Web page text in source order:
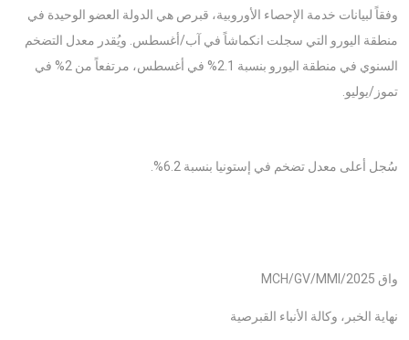
وفقاً لبيانات خدمة الإحصاء الأوروبية، قبرص هي الدولة العضو الوحيدة في
منطقة اليورو التي سجلت انكماشاً في آب/أغسطس. ويُقدر معدل التضخم
السنوي في منطقة اليورو بنسبة 2.1% في أغسطس، مرتفعاً من 2% في
تموز/يوليو.
سُجل أعلى معدل تضخم في إستونيا بنسبة 6.2%.
واق MCH/GV/MMI/2025
نهاية الخبر، وكالة الأنباء القبرصية